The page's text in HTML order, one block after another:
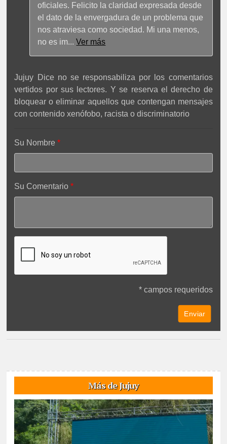
oficiales. Felicito la claridad expresada desde
el dato de la envergadura de un problema que
nos atraviesa como sociedad. Mi una menos,
no es im...Ver más
Jujuy Dice no se responsabiliza por los comentarios
vertidos por sus lectores. Y se reserva el derecho de
bloquear o eliminar aquellos que contengan mensajes
con contenido xenófobo, racista o discriminatorio
Su Nombre
Su Comentario
* campos requeridos
Más de Jujuy